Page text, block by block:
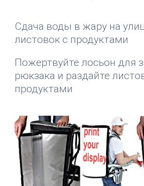
Сдача воды в жару на
листовок с продуктами
Пожертвуйте лосьон для
рюкзака и раздайте
продуктами